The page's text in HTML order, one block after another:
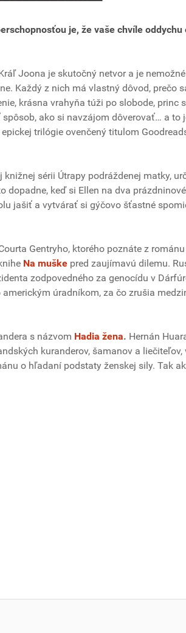
je, že vaše chvíle oddychu
Joona je skutočný netvor a je
Každý z nich má vlastný dôvod, prečo
krásna vrahyňa túži po slobode, princ
ako si navzájom dôverovať… a to
trilógie ovenčený titulom
sérii Útrapy podráždenej matky,
dopadne, keď si Ellen na dva
jašiť a vytvárať si gýčovo šťastné
Gentryho, ktorého poznáte z
Na muške pred zaujímavú dilemu.
zodpovedného za genocídu v
úradníkom, za čo zrušia
s názvom Hadia žena. Hernán
kuranderov, šamanov a liečiteľov,
o hľadaní podstaty ženskej sily. Tak